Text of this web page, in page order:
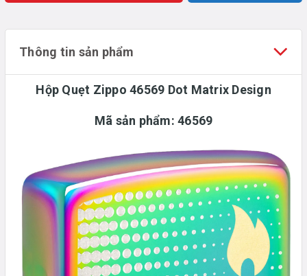
Thông tin sản phẩm
Hộp Quẹt Zippo 46569 Dot Matrix Design
Mã sản phẩm: 46569